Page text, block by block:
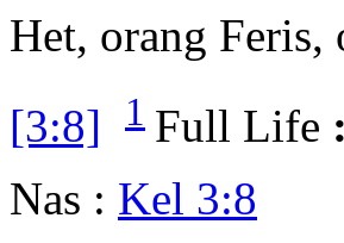
Het, orang Feris,
[3:8]
1 Full Life
Nas : Kel 3:8